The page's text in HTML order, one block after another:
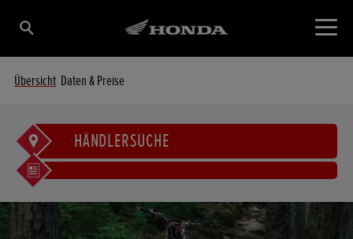
Übersicht Daten & Preise
HÄNDLERSUCHE